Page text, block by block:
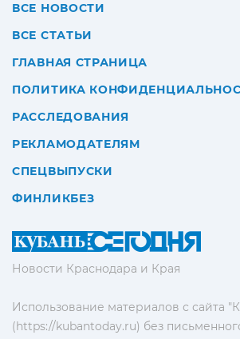
Новости Краснодара и Края
Использование материалов с сайта
(https://kubantoday.ru) без
ВСЕ НОВОСТИ
ВСЕ СТАТЬИ
ГЛАВНАЯ СТРАНИЦА
ПОЛИТИКА
РАССЛЕДОВАНИЯ
РЕКЛАМОДАТЕЛЯМ
СПЕЦВЫПУСКИ
ФИНЛИКБЕЗ